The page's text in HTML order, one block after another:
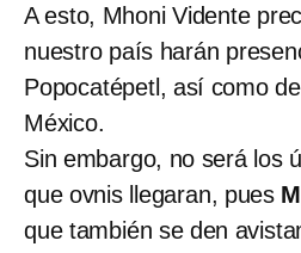
A esto, Mhoni Vidente
nuestro país harán
Popocatépetl, así como
México.
Sin embargo, no será los
que ovnis llegaran, pues
que también se den